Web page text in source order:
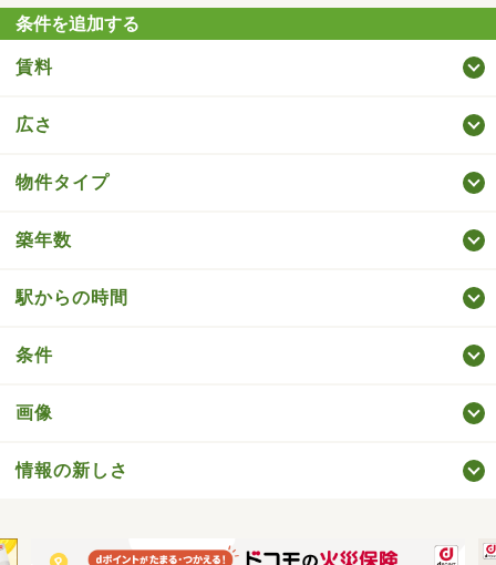
条件を追加する
賃料
広さ
物件タイプ
築年数
駅からの時間
条件
画像
情報の新しさ